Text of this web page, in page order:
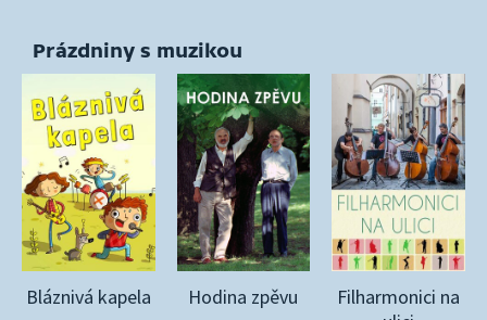
Prázdniny s muzikou
Bláznivá kapela Hodina zpěvu
Filharmonici na